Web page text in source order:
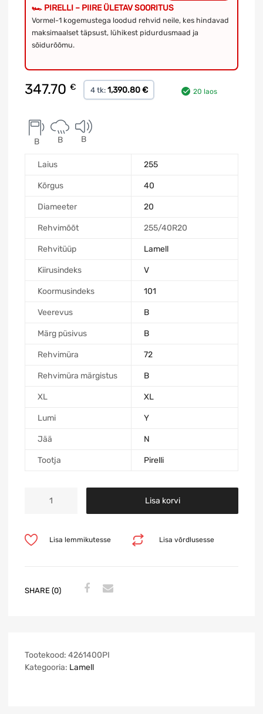
🏎️ PIRELLI – PIIRE ÜLETAV SOORITUS
Vormel-1 kogemustega loodud rehvid neile, kes hindavad
maksimaalset täpsust, lühikest pidurdusmaad ja
sõidurõõmu.
347.70 € 4 tk: 1,390.80 € 20 laos
B B B
Laius 255
Kõrgus 40
Diameeter 20
Rehvimõõt 255/40R20
Rehvitüüp Lamell
Kiirusindeks V
Koormusindeks 101
Veerevus B
Märg püsivus B
Rehvimüra 72
Rehvimüra märgistus B
XL XL
Lumi Y
Jää N
Tootja Pirelli
Lisa korvi
Lisa võrdlusesse
Lisa lemmikutesse
SHARE (0)
Tootekood: 4261400PI
Kategooria: Lamell